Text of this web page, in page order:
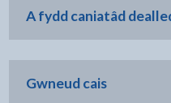
A fydd caniatâd
Gwneud cais